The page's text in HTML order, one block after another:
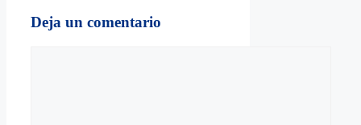
Deja un comentario